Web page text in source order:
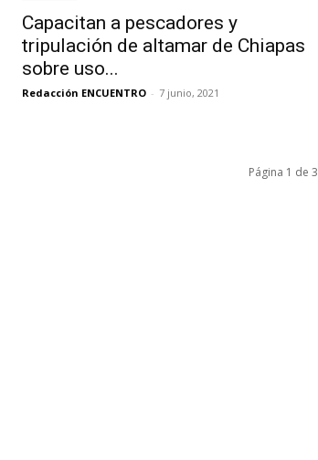
Capacitan a pescadores y
tripulación de altamar de Chiapas
sobre uso...
Redacción ENCUENTRO - 7 junio, 2021
Página 1 de 3